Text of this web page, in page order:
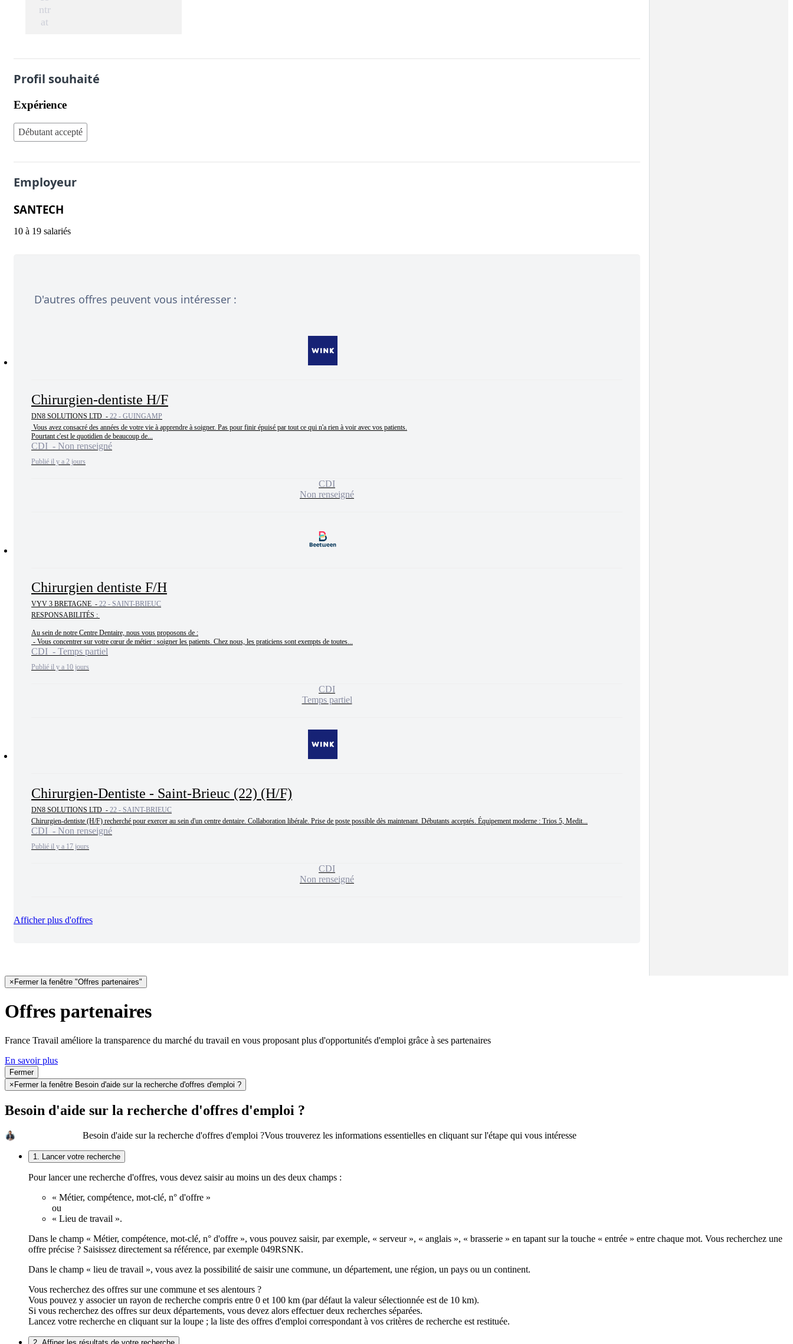
ntr
at
Profil souhaité
Expérience
Débutant accepté
Employeur
SANTECH
10 à 19 salariés
D'autres offres peuvent vous intéresser :
Chirurgien-dentiste H/F
DN8 SOLUTIONS LTD - 22 - GUINGAMP
Pourtant c'est le quotidien de beaucoup de...
CDI - Non renseigné
Publié il y a 2 jours
CDI
Non renseigné
Chirurgien dentiste F/H
VYV 3 BRETAGNE - 22 - SAINT-BRIEUC
RESPONSABILITÉS :
Au sein de notre Centre Dentaire, nous vous proposons de :
- Vous concentrer sur votre cœur de métier : soigner les patients. Chez nous, les praticiens sont exempts de toutes...
CDI - Temps partiel
Publié il y a 10 jours
CDI
Temps partiel
Chirurgien-Dentiste - Saint-Brieuc (22) (H/F)
DN8 SOLUTIONS LTD - 22 - SAINT-BRIEUC
Chirurgien-dentiste (H/F) recherché pour exercer au sein d'un centre dentaire. Collaboration libérale. Prise de poste possible dès maintenant. Débutants acceptés. Équipement moderne : Trios 5, Medit...
CDI - Non renseigné
Publié il y a 17 jours
CDI
Non renseigné
Afficher plus d'offres
× Fermer la fenêtre "Offres partenaires"
Offres partenaires
France Travail améliore la transparence du marché du travail en vous proposant plus d'opportunités d'emploi grâce à ses partenaires
En savoir plus
Fermer
× Fermer la fenêtre Besoin d'aide sur la recherche d'offres d'emploi ?
Besoin d'aide sur la recherche d'offres d'emploi ?
Besoin d'aide sur la recherche d'offres d'emploi ?Vous trouverez les informations essentielles en cliquant sur l'étape qui vous intéresse
1. Lancer votre recherche
Pour lancer une recherche d'offres, vous devez saisir au moins un des deux champs :
« Métier, compétence, mot-clé, n° d'offre »
ou
« Lieu de travail ».
Dans le champ « Métier, compétence, mot-clé, n° d'offre », vous pouvez saisir, par exemple, « serveur », « anglais », « brasserie » en tapant sur la touche « entrée » entre chaque mot. Vous recherchez une
offre précise ? Saisissez directement sa référence, par exemple 049RSNK.
Dans le champ « lieu de travail », vous avez la possibilité de saisir une commune, un département, une région, un pays ou un continent.
Vous recherchez des offres sur une commune et ses alentours ?
Vous pouvez y associer un rayon de recherche compris entre 0 et 100 km (par défaut la valeur sélectionnée est de 10 km).
Si vous recherchez des offres sur deux départements, vous devez alors effectuer deux recherches séparées.
Lancez votre recherche en cliquant sur la loupe ; la liste des offres d'emploi correspondant à vos critères de recherche est restituée.